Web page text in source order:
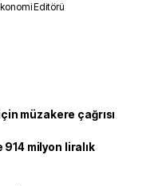
Editörü
müzakere çağrısı
914 milyon liralık